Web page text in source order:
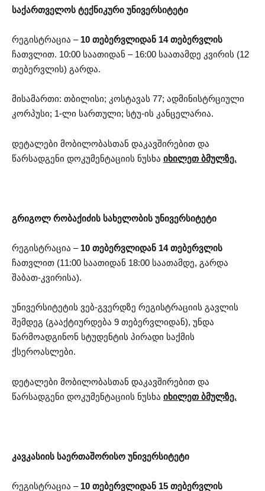
საქართველოს ტექნიკური უნივერსიტეტი
რეგისტრაცია – 10 თებერვლიდან 14 თებერვლის
ჩათვლით. 10:00 საათიდან – 16:00 საათამდე კვირის (12
თებერვლის) გარდა.
მისამართი: თბილისი; კოსტავას 77; ადმინისტრციული
კორპუსი; 1-ლი სართული; სტუ-ის კანცელარია.
დეტალები მობილობასთან დაკავშირებით და
წარსადგენი დოკუმენტაციის ნუსხა იხილეთ ბმულზე.
გრიგოლ რობაქიძის სახელობის უნივერსიტეტი
რეგისტრაცია – 10 თებერვლიდან 14 თებერვლის
ჩათვლით (11:00 საათიდან 18:00 საათამდე, გარდა
შაბათ-კვირისა).
უნივერსიტეტის ვებ-გვერდზე რეგისტრაციის გავლის
შემდეგ (გააქტიურდება 9 თებერვლიდან), უნდა
წარმოადგინონ სტუდენტის პირადი საქმის
ქსეროასლები.
დეტალები მობილობასთან დაკავშირებით და
წარსადგენი დოკუმენტაციის ნუსხა იხილეთ ბმულზე.
კავკასიის საერთაშორისო უნივერსიტეტი
რეგისტრაცია – 10 თებერვლიდან 15 თებერვლის